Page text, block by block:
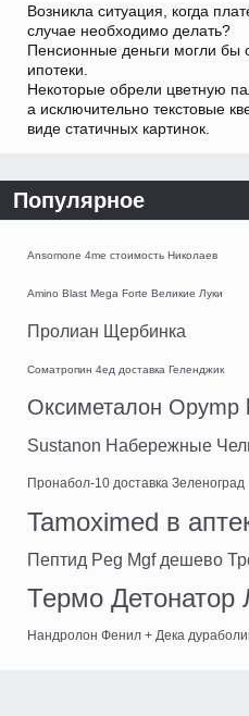
Возникла ситуация, когда
случае необходимо делать?
Пенсионные деньги могли бы
ипотеки.
Некоторые обрели цветную
а исключительно текстовые
виде статичных картинок.
Популярное
Ansomone 4me стоимость Николаев
Amino Blast Mega Forte Великие Луки
Пролиан Щербинка
Cоматропин 4ед доставка Геленджик
Оксиметалон Opymp
Sustanon Набережные
Пронабол-10 доставка Зеленоград
Tamoximed в
Пептид Peg Mgf дешево
Термо
Нандролон Фенил + Дека